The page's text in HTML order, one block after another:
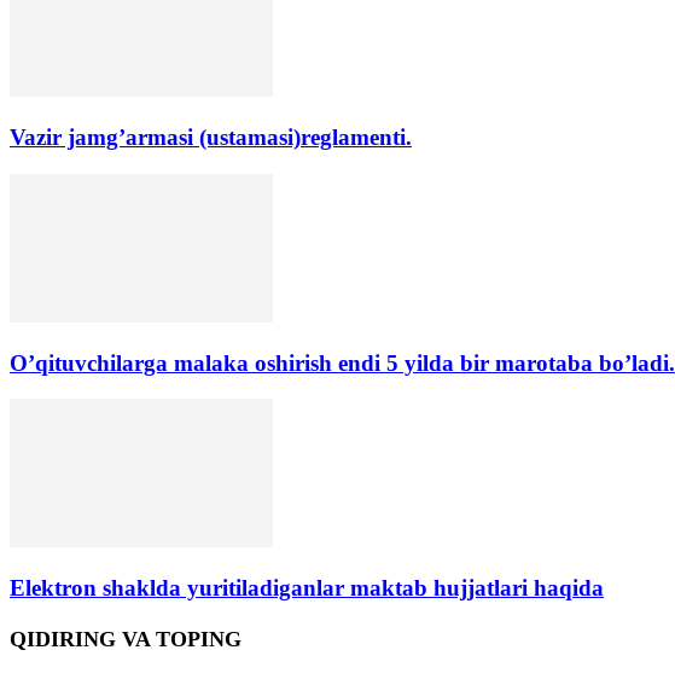
Vazir jamg’armasi (ustamasi)reglamenti.
O’qituvchilarga malaka oshirish endi 5 yilda bir marotaba bo’ladi.
Elektron shaklda yuritiladiganlar maktab hujjatlari haqida
QIDIRING VA TOPING